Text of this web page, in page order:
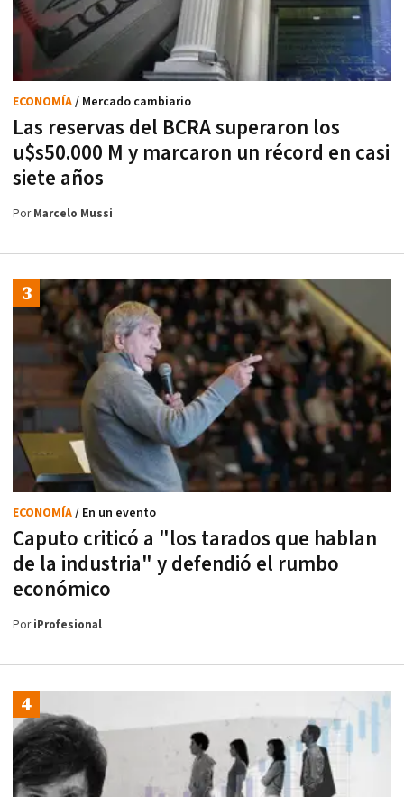
Las reservas del BCRA superaron los
u$s50.000 M y marcaron un récord en casi
siete años
ECONOMÍA/ Mercado cambiario
PorMarcelo Mussi
Caputo criticó a "los tarados que hablan
de la industria" y defendió el rumbo
económico
ECONOMÍA/ En un evento
PoriProfesional